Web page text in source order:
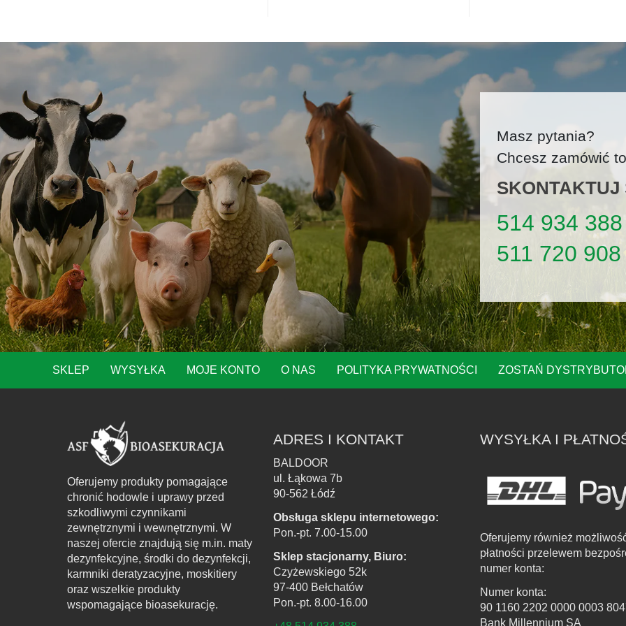
Masz pytania?
Chcesz zamówić
SKONTAKTUJ
514 934 388
511 720 908
SKLEP WYSYŁKA MOJE KONTO O NAS POLITYKA PRYWATNOŚCI ZOSTAŃ
Oferujemy produkty pomagające
chronić hodowle i uprawy przed
szkodliwymi czynnikami
zewnętrznymi i wewnętrznymi. W
naszej ofercie znajdują się m.in. maty
dezynfekcyjne, środki do dezynfekcji,
karmniki deratyzacyjne, moskitiery
oraz wszelkie produkty
wspomagające bioasekurację.
ADRES I KONTAKT
BALDOOR
ul. Łąkowa 7b
90-562 Łódź
Obsługa sklepu internetowego:
Pon.-pt. 7.00-15.00
Sklep stacjonarny, Biuro:
Czyżewskiego 52k
97-400 Bełchatów
Pon.-pt. 8.00-16.00
WYSYŁKA I
Oferujemy również
płatności przelewem
numer konta:
Numer konta:
90 1160 2202 0000 0003
Bank Millennium SA